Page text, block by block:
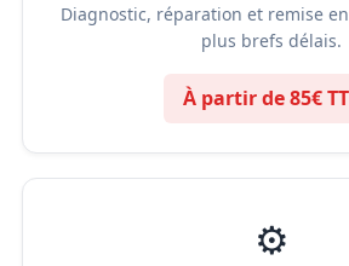
Diagnostic, réparation et remise
plus brefs délais.
À partir de 85€
⚙️